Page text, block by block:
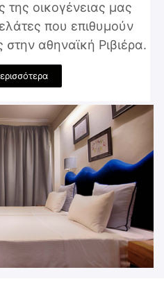
της οικογένειας μας
που επιθυμούν
στην αθηναϊκή Ριβιέρα.